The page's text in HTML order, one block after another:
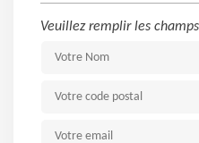
Veuillez remplir les